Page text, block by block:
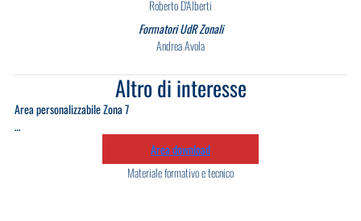
Roberto D'Alberti
Formatori UdR Zonali
Andrea Avola
Altro di interesse
Area personalizzabile Zona 7
…
Area download
Materiale formativo e tecnico